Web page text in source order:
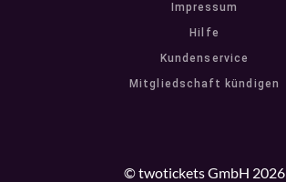
Impressum
Hilfe
Kundenservice
Mitgliedschaft kündigen
© twotickets GmbH 2026